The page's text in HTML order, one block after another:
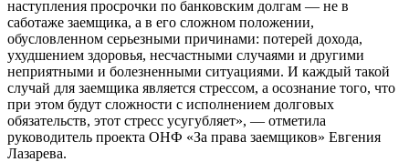
наступления просрочки по банковским долгам — не в
саботаже заемщика, а в его сложном положении,
обусловленном серьезными причинами: потерей дохода,
ухудшением здоровья, несчастными случаями и другими
неприятными и болезненными ситуациями. И каждый такой
случай для заемщика является стрессом, а осознание того, что
при этом будут сложности с исполнением долговых
обязательств, этот стресс усугубляет», — отметила
руководитель проекта ОНФ «За права заемщиков» Евгения
Лазарева.